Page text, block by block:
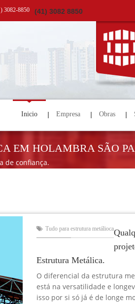
TELEFONE *
CIDADE *
MENSAGEM *